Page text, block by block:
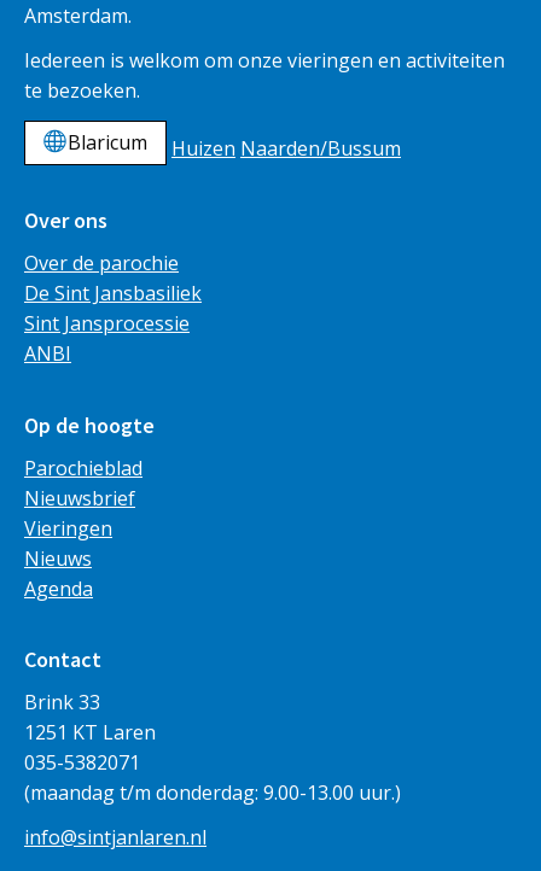
Amsterdam.
Iedereen is welkom om onze vieringen en activiteiten
te bezoeken.
Blaricum
Huizen Naarden/Bussum
Over ons
Over de parochie
De Sint Jansbasiliek
Sint Jansprocessie
ANBI
Op de hoogte
Parochieblad
Nieuwsbrief
Vieringen
Nieuws
Agenda
Contact
Brink 33
1251 KT Laren
035-5382071
(maandag t/m donderdag: 9.00-13.00 uur.)
info@sintjanlaren.nl